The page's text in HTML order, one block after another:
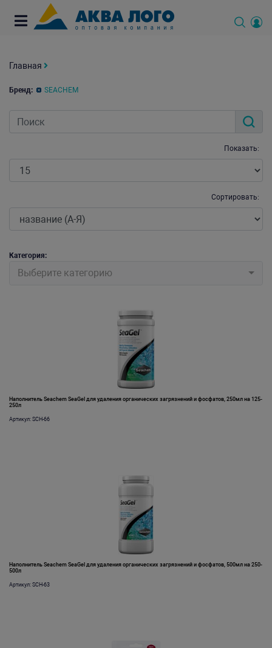
Главная
Бренд: SEACHEM
Показать:
Сортировать:
Категория:
Выберите категорию
Наполнитель Seachem SeaGel для удаления органических загрязнений и фосфатов, 250мл на 125-
250л
Артикул: SCH-66
Наполнитель Seachem SeaGel для удаления органических загрязнений и фосфатов, 500мл на 250-
500л
Артикул: SCH-63